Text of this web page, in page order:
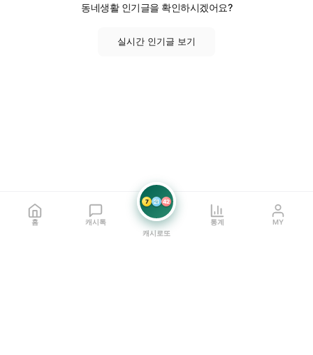
동네생활 인기글을 확인하시겠어요?
실시간 인기글 보기
홈 캐시톡
7 21 42
캐시로또
통계 MY